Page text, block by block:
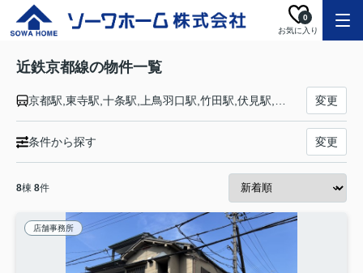
お気に入り
0
近鉄京都線の物件一覧
変更
条件から探す 変更
8棟 8件
店舗事務所